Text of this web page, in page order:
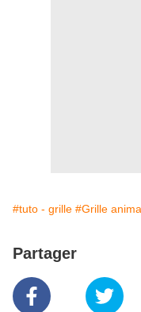
#tuto - grille #Grille
Partager